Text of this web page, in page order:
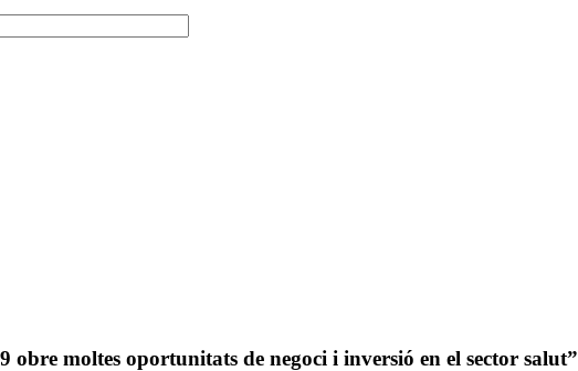
moltes oportunitats de negoci i inversió en el sector salut”